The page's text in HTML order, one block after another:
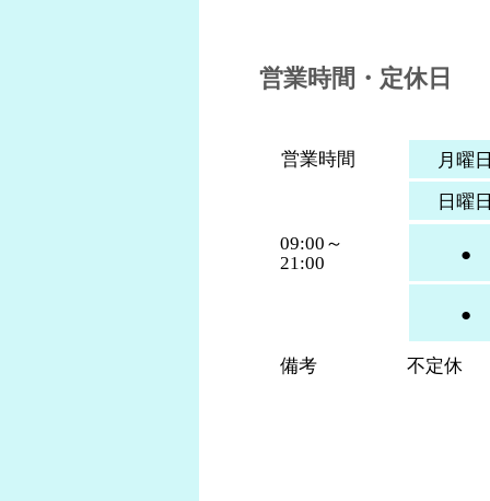
営業時間・定休日
営業時間
月曜
日曜
09:00～
21:00
●
●
備考 不定休